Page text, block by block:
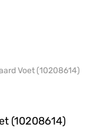
Voet (10208614)
(10208614)